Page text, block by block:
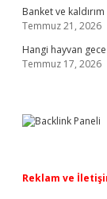
Banket ve
Temmuz 21, 2026
Hangi hayvan
Temmuz 17, 2026
Reklam ve